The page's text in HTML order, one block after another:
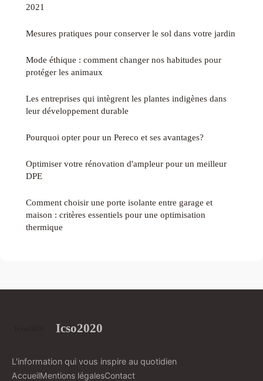
2021
Mesures pratiques pour conserver le sol dans votre jardin
Mode éthique : comment changer nos habitudes pour
protéger les animaux
Les entreprises qui intègrent les plantes indigènes dans
leur développement durable
Pourquoi opter pour un Pereco et ses avantages?
Optimiser votre rénovation d'ampleur pour un meilleur
DPE
Comment choisir une porte isolante entre garage et
maison : critères essentiels pour une optimisation
thermique
Icso2020
L'information qui vous inspire au quotidien
AccueilMentions légalesContact